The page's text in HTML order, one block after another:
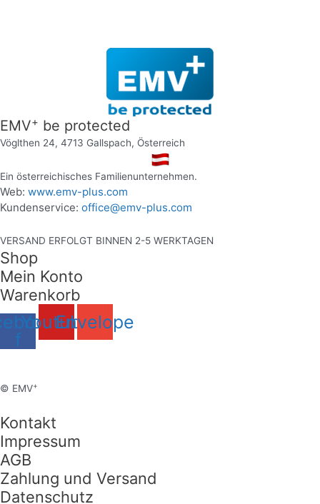
EMV+ be protected
Vöglthen 24, 4713 Gallspach, Österreich
Ein österreichisches Familienunternehmen.
Web: www.emv-plus.com
Kundenservice: office@emv-plus.com
VERSAND ERFOLGT BINNEN 2-5 WERKTAGEN
Shop
Mein Konto
Warenkorb
f
YoutubeEnvelope
© EMV+
Kontakt
Impressum
AGB
Zahlung und Versand
Datenschutz